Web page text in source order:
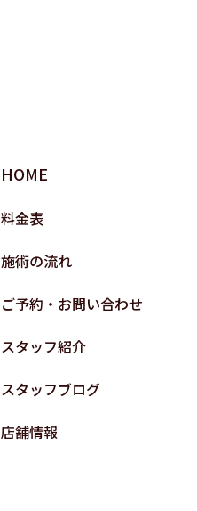
HOME
料金表
施術の流れ
ご予約・お問い合わせ
スタッフ紹介
スタッフブログ
店舗情報